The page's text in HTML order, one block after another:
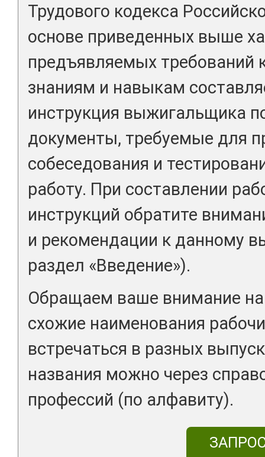
Трудового кодекса
основе приведенных выше
предъявляемых требований
знаниям и навыкам
инструкция выжигальщика
документы, требуемые для
собеседования и
работу. При составлении
инструкций обратите
и рекомендации к данному
раздел «Введение»).
Обращаем ваше внимание на
схожие наименования
встречаться в разных
названия можно через
профессий (по алфавиту).